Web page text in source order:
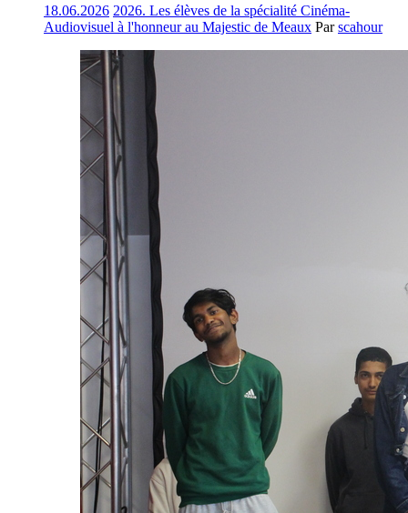
18.06.2026 2026. Les élèves de la spécialité Cinéma-
Audiovisuel à l'honneur au Majestic de Meaux Parscahour